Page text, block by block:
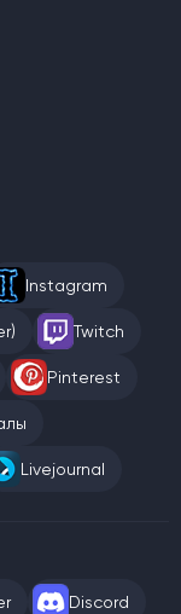
Instagram
Twitch
Pinterest
Livejournal
Discord